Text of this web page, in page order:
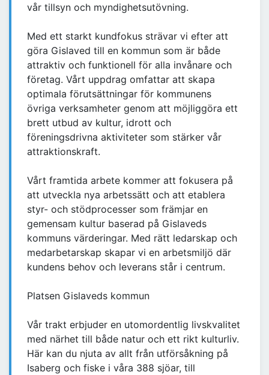
vår tillsyn och myndighetsutövning.
Med ett starkt kundfokus strävar vi efter att
göra Gislaved till en kommun som är både
attraktiv och funktionell för alla invånare och
företag. Vårt uppdrag omfattar att skapa
optimala förutsättningar för kommunens
övriga verksamheter genom att möjliggöra ett
brett utbud av kultur, idrott och
föreningsdrivna aktiviteter som stärker vår
attraktionskraft.
Vårt framtida arbete kommer att fokusera på
att utveckla nya arbetssätt och att etablera
styr- och stödprocesser som främjar en
gemensam kultur baserad på Gislaveds
kommuns värderingar. Med rätt ledarskap och
medarbetarskap skapar vi en arbetsmiljö där
kundens behov och leverans står i centrum.
Platsen Gislaveds kommun
Vår trakt erbjuder en utomordentlig livskvalitet
med närhet till både natur och ett rikt kulturliv.
Här kan du njuta av allt från utförsåkning på
Isaberg och fiske i våra 388 sjöar, till